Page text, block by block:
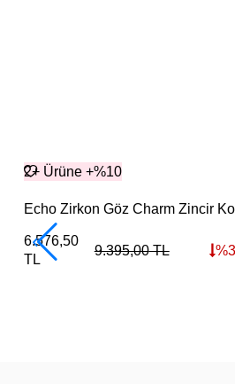
2+ Ürüne +%10
Echo Zirkon Göz Charm Zincir
6.576,50
TL
9.395,00TL %